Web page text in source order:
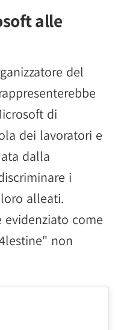
alle
del
di
dei lavoratori e
dalla
i
alleati.
evidenziato come
non